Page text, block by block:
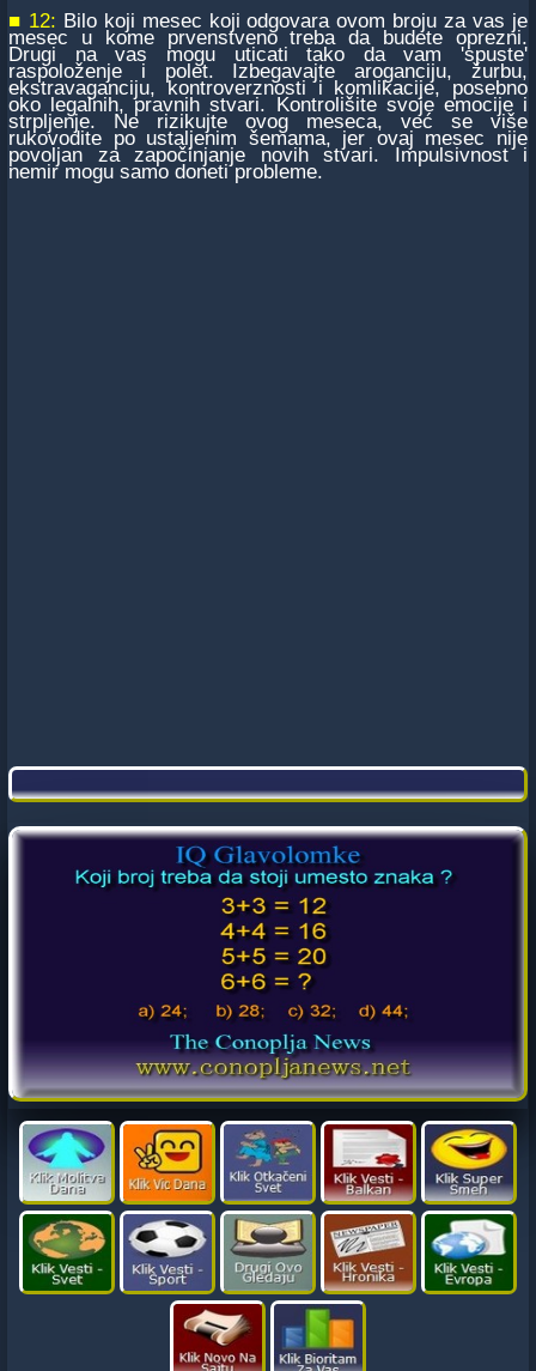
■ 12: Bilo koji mesec koji odgovara ovom broju za vas je
mesec u kome prvenstveno treba da budete oprezni.
Drugi na vas mogu uticati tako da vam 'spuste'
raspoloženje i polet. Izbegavajte aroganciju, žurbu,
ekstravaganciju, kontroverznosti i komlikacije, posebno
oko legalnih, pravnih stvari. Kontrolišite svoje emocije i
strpljenje. Ne rizikujte ovog meseca, već se više
rukovodite po ustaljenim šemama, jer ovaj mesec nije
povoljan za započinjanje novih stvari. Impulsivnost i
nemir mogu samo doneti probleme.